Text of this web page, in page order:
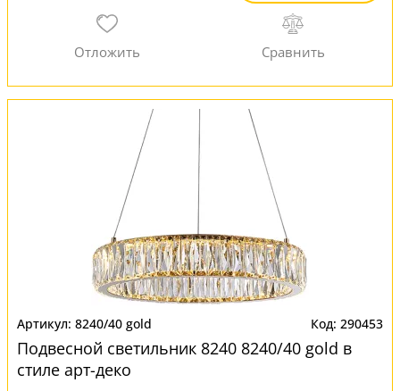
8240/40 gold 290453
Подвесной светильник 8240 8240/40 gold в
стиле арт-деко